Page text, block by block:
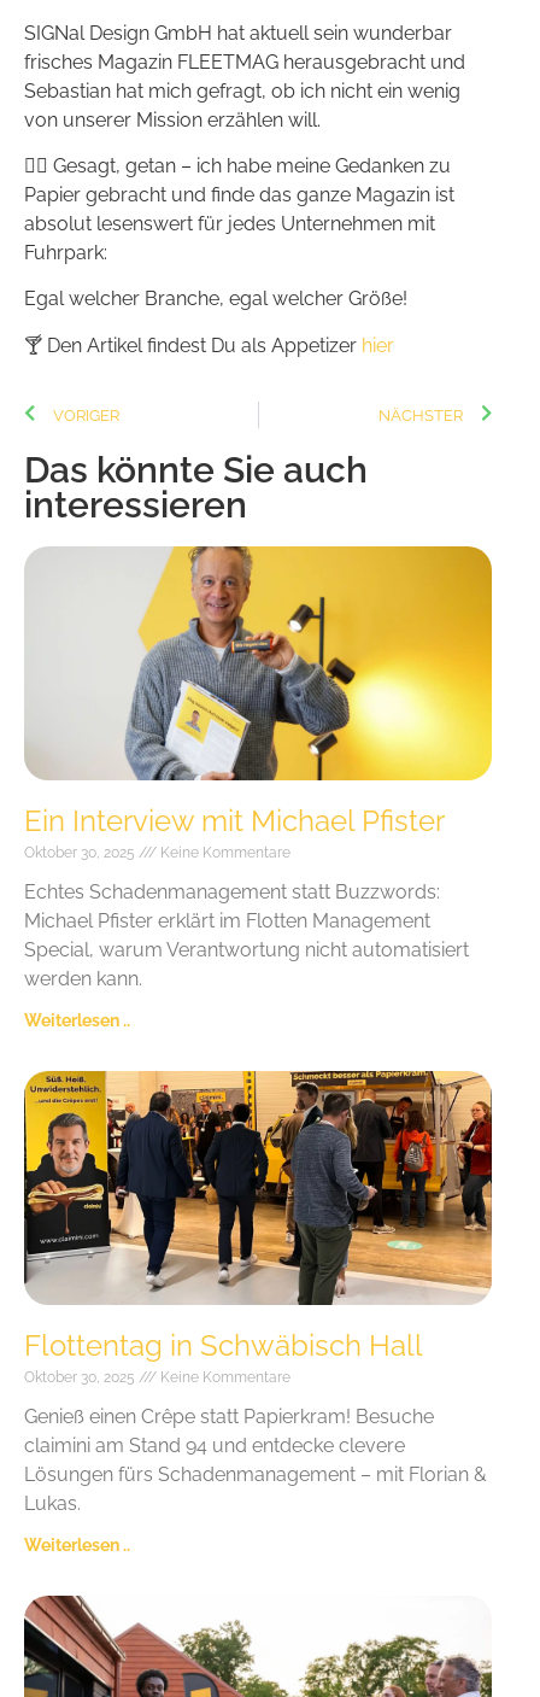
SIGNal Design GmbH hat aktuell sein wunderbar
frisches Magazin FLEETMAG herausgebracht und
Sebastian hat mich gefragt, ob ich nicht ein wenig
von unserer Mission erzählen will.
✍🏻 Gesagt, getan – ich habe meine Gedanken zu
Papier gebracht und finde das ganze Magazin ist
absolut lesenswert für jedes Unternehmen mit
Fuhrpark:
Egal welcher Branche, egal welcher Größe!
🍸 Den Artikel findest Du als Appetizer hier
VORIGER NÄCHSTER
Das könnte Sie auch
interessieren
Ein Interview mit Michael Pfister
Oktober 30, 2025 Keine Kommentare
Echtes Schadenmanagement statt Buzzwords:
Michael Pfister erklärt im Flotten Management
Special, warum Verantwortung nicht automatisiert
werden kann.
Weiterlesen ..
Flottentag in Schwäbisch Hall
Oktober 30, 2025 Keine Kommentare
Genieß einen Crêpe statt Papierkram! Besuche
claimini am Stand 94 und entdecke clevere
Lösungen fürs Schadenmanagement – mit Florian &
Lukas.
Weiterlesen ..